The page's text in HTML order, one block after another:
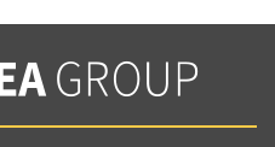
политикой